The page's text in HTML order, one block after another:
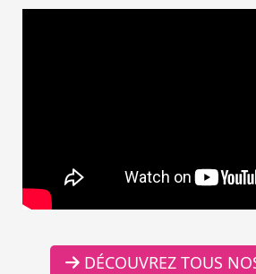
DÉCOUVREZ TOUS